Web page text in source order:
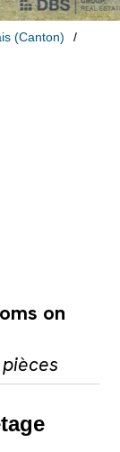
(Canton)
on